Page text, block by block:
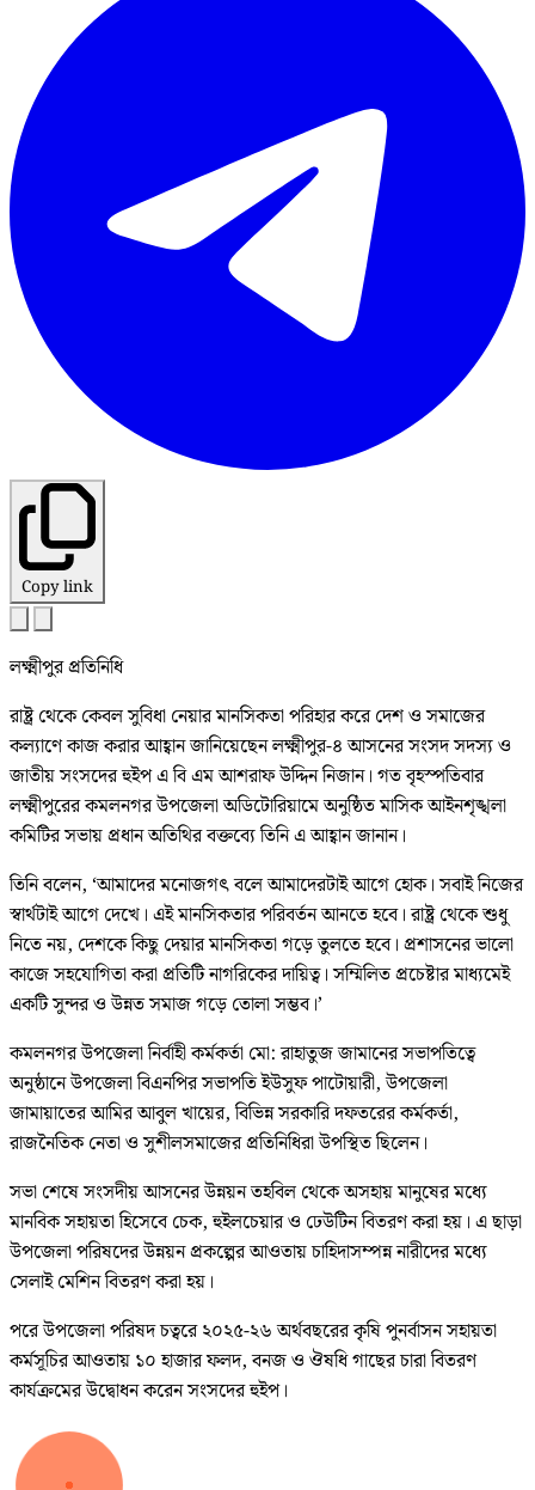
Copy link
লক্ষ্মীপুর প্রতিনিধি
রাষ্ট্র থেকে কেবল সুবিধা নেয়ার মানসিকতা পরিহার করে দেশ ও সমাজের
কল্যাণে কাজ করার আহ্বান জানিয়েছেন লক্ষ্মীপুর-৪ আসনের সংসদ সদস্য ও
জাতীয় সংসদের হুইপ এ বি এম আশরাফ উদ্দিন নিজান। গত বৃহস্পতিবার
লক্ষ্মীপুরের কমলনগর উপজেলা অডিটোরিয়ামে অনুষ্ঠিত মাসিক আইনশৃঙ্খলা
কমিটির সভায় প্রধান অতিথির বক্তব্যে তিনি এ আহ্বান জানান।
তিনি বলেন, ‘আমাদের মনোজগৎ বলে আমাদেরটাই আগে হোক। সবাই নিজের
স্বার্থটাই আগে দেখে। এই মানসিকতার পরিবর্তন আনতে হবে। রাষ্ট্র থেকে শুধু
নিতে নয়, দেশকে কিছু দেয়ার মানসিকতা গড়ে তুলতে হবে। প্রশাসনের ভালো
কাজে সহযোগিতা করা প্রতিটি নাগরিকের দায়িত্ব। সম্মিলিত প্রচেষ্টার মাধ্যমেই
একটি সুন্দর ও উন্নত সমাজ গড়ে তোলা সম্ভব।’
কমলনগর উপজেলা নির্বাহী কর্মকর্তা মো: রাহাতুজ জামানের সভাপতিত্বে
অনুষ্ঠানে উপজেলা বিএনপির সভাপতি ইউসুফ পাটোয়ারী, উপজেলা
জামায়াতের আমির আবুল খায়ের, বিভিন্ন সরকারি দফতরের কর্মকর্তা,
রাজনৈতিক নেতা ও সুশীলসমাজের প্রতিনিধিরা উপস্থিত ছিলেন।
সভা শেষে সংসদীয় আসনের উন্নয়ন তহবিল থেকে অসহায় মানুষের মধ্যে
মানবিক সহায়তা হিসেবে চেক, হুইলচেয়ার ও ঢেউটিন বিতরণ করা হয়। এ ছাড়া
উপজেলা পরিষদের উন্নয়ন প্রকল্পের আওতায় চাহিদাসম্পন্ন নারীদের মধ্যে
সেলাই মেশিন বিতরণ করা হয়।
পরে উপজেলা পরিষদ চত্বরে ২০২৫-২৬ অর্থবছরের কৃষি পুনর্বাসন সহায়তা
কর্মসূচির আওতায় ১০ হাজার ফলদ, বনজ ও ঔষধি গাছের চারা বিতরণ
কার্যক্রমের উদ্বোধন করেন সংসদের হুইপ।